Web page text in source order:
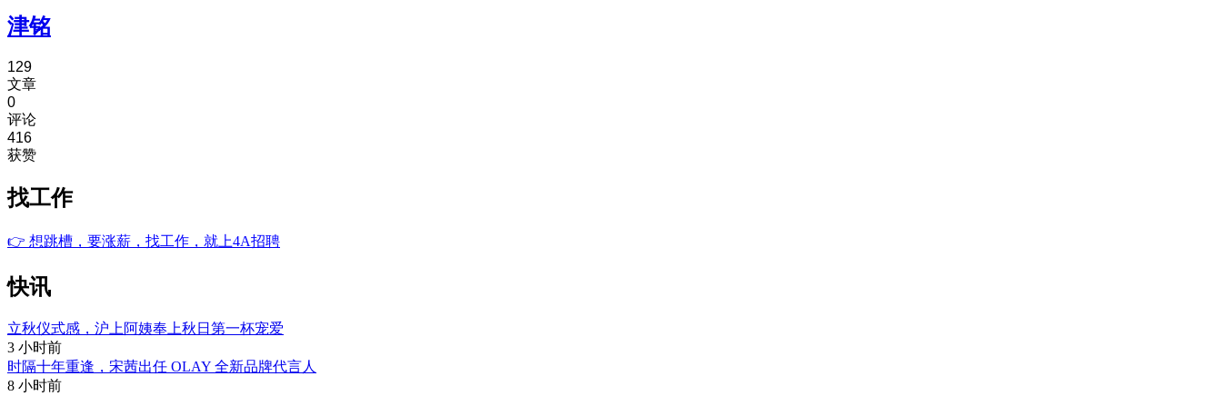
津铭
129
文章
0
评论
416
获赞
找工作
👉 想跳槽，要涨薪，找工作，就上4A招聘
快讯
立秋仪式感，沪上阿姨奉上秋日第一杯宠爱
3 小时前
时隔十年重逢，宋茜出任 OLAY 全新品牌代言人
8 小时前